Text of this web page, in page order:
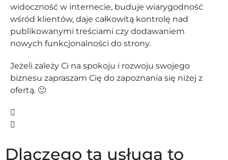
widoczność w internecie, buduje wiarygodność
wśród klientów, daje całkowitą kontrolę nad
publikowanymi treściami czy dodawaniem
nowych funkcjonalności do strony.
Jeżeli zależy Ci na spokoju i rozwoju swojego
biznesu zapraszam Cię do zapoznania się niżej z
ofertą. 🙂
Dlaczego ta usługa to